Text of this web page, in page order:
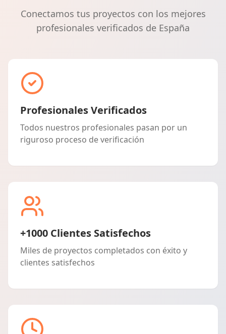
Conectamos tus proyectos con los mejores
profesionales verificados de España
Profesionales Verificados
Todos nuestros profesionales pasan por un
riguroso proceso de verificación
+1000 Clientes Satisfechos
Miles de proyectos completados con éxito y
clientes satisfechos